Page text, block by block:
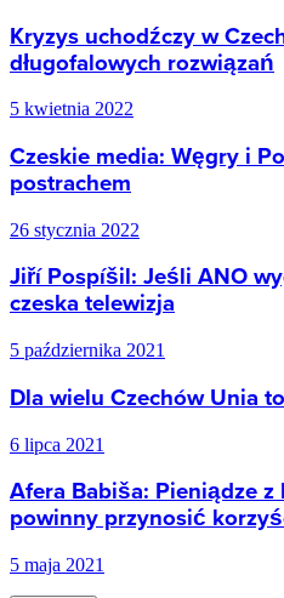
Kryzys uchodźczy w
długofalowych rozwiązań
5 kwietnia 2022
Czeskie media: Węgry i
postrachem
26 stycznia 2022
Jiří Pospíšil: Jeśli ANO
czeska telewizja
5 października 2021
Dla wielu Czechów Unia
6 lipca 2021
Afera Babiša: Pieniądze
powinny przynosić
5 maja 2021